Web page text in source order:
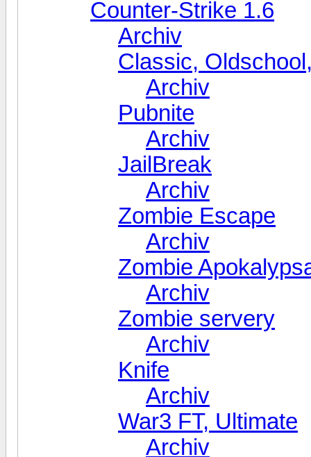
Counter-Strike 1.6
Archiv
Classic,
Archiv
Pubnite
Archiv
JailBreak
Archiv
Zombie Escape
Archiv
Zombie
Archiv
Zombie servery
Archiv
Knife
Archiv
War3 FT, Ultimate
Archiv